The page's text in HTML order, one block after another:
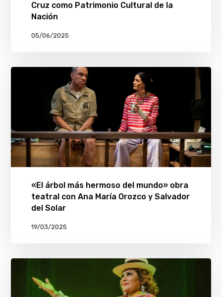
Cruz como Patrimonio Cultural de la
Nación
05/06/2025
«El árbol más hermoso del mundo» obra
teatral con Ana María Orozco y Salvador
del Solar
19/03/2025